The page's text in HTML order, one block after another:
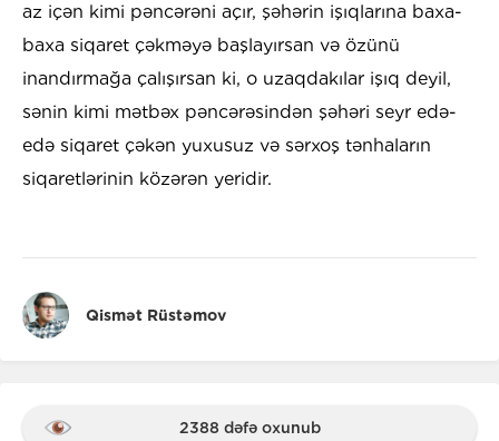
az içən kimi pəncərəni açır, şəhərin işıqlarına baxa-
baxa siqaret çəkməyə başlayırsan və özünü
inandırmağa çalışırsan ki, o uzaqdakılar işıq deyil,
sənin kimi mətbəx pəncərəsindən şəhəri seyr edə-
edə siqaret çəkən yuxusuz və sərxoş tənhaların
siqaretlərinin közərən yeridir.
Qismət Rüstəmov
2388 dəfə oxunub